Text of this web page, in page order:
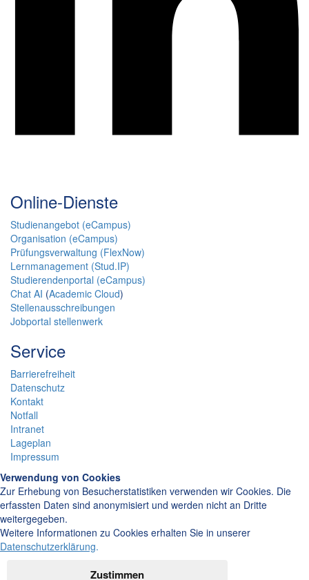
Online-Dienste
Studienangebot (eCampus)
Organisation (eCampus)
Prüfungsverwaltung (FlexNow)
Lernmanagement (Stud.IP)
Studierendenportal (eCampus)
Chat AI (Academic Cloud)
Stellenausschreibungen
Jobportal stellenwerk
Service
Barrierefreiheit
Datenschutz
Kontakt
Notfall
Intranet
Lageplan
Impressum
Verwendung von Cookies
Zur Erhebung von Besucherstatistiken verwenden wir Cookies. Die
erfassten Daten sind anonymisiert und werden nicht an Dritte
weitergegeben.
Weitere Informationen zu Cookies erhalten Sie in unserer
Datenschutzerklärung.
Zustimmen